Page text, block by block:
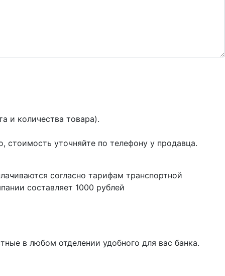
и количества товара).
стоимость уточняйте по телефону у продавца.
согласно тарифам транспортной
составляет 1000 рублей
в любом отделении удобного для вас банка.